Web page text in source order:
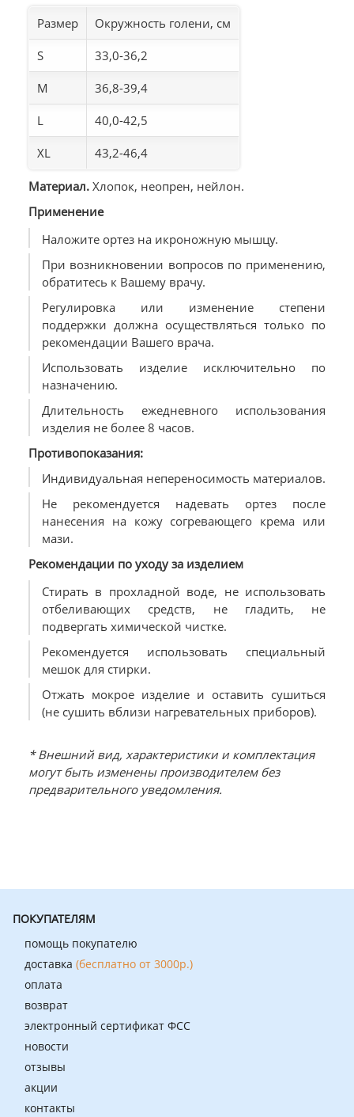
Размер Окружность голени, см
S 33,0-36,2
M 36,8-39,4
L 40,0-42,5
XL 43,2-46,4
Материал. Хлопок, неопрен, нейлон.
Применение
Наложите ортез на икроножную мышцу.
При возникновении вопросов по применению,
обратитесь к Вашему врачу.
Регулировка или изменение степени
поддержки должна осуществляться только по
рекомендации Вашего врача.
Использовать изделие исключительно по
назначению.
Длительность ежедневного использования
изделия не более 8 часов.
Противопоказания:
Индивидуальная непереносимость материалов.
Не рекомендуется надевать ортез после
нанесения на кожу согревающего крема или
мази.
Рекомендации по уходу за изделием
Стирать в прохладной воде, не использовать
отбеливающих средств, не гладить, не
подвергать химической чистке.
Рекомендуется использовать специальный
мешок для стирки.
Отжать мокрое изделие и оставить сушиться
(не сушить вблизи нагревательных приборов).
* Внешний вид, характеристики и комплектация
могут быть изменены производителем без
предварительного уведомления.
ПОКУПАТЕЛЯМ
помощь покупателю
доставка (бесплатно от 3000р.)
оплата
возврат
электронный сертификат ФСС
новости
отзывы
акции
контакты